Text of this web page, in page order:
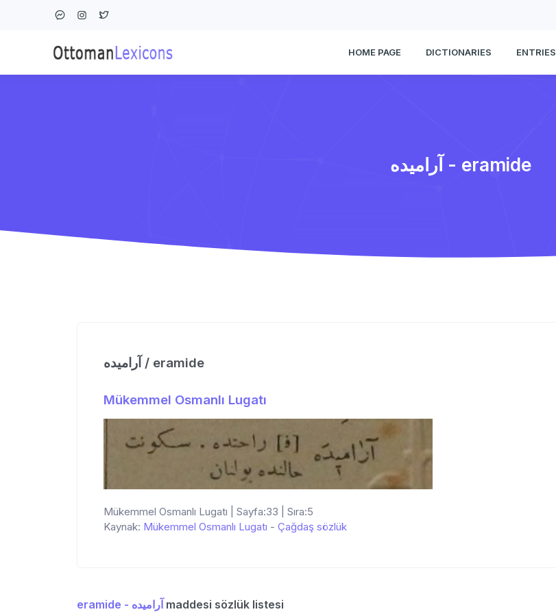
HOME PAGE DICTIONARIES ENTRIES
آرامیده - eramide
آرامیده / eramide
Mükemmel Osmanlı Lugatı
Mükemmel Osmanlı Lugatı | Sayfa:33 | Sıra:5
Kaynak: Mükemmel Osmanlı Lugatı - Çağdaş sözlük
eramide - آرامیده maddesi sözlük listesi